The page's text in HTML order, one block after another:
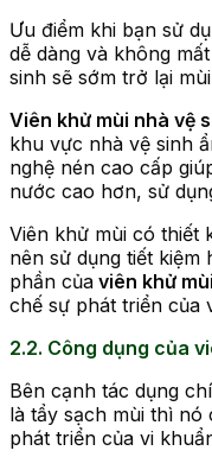
Ưu điểm khi bạn sử
dễ dàng và không
sinh sẽ sớm trở lại
Viên khử mùi nhà vệ
khu vực nhà vệ sinh
nghệ nén cao cấp
nước cao hơn, sử
Viên khử mùi có thiết
nên sử dụng tiết
phần của viên khử
chế sự phát triển của
2.2. Công dụng của
Bên cạnh tác dụng
là tẩy sạch mùi thì
phát triển của vi